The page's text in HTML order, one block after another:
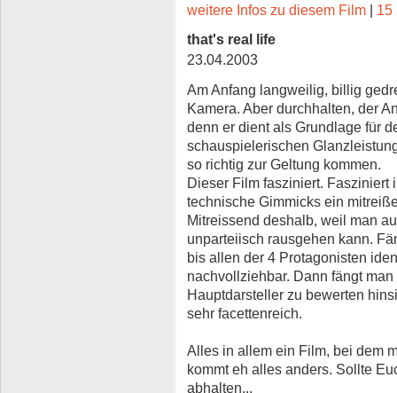
weitere Infos zu diesem Film | 15
that's real life
23.04.2003
Am Anfang langweilig, billig
Kamera. Aber durchhalten, der
denn er dient als Grundlage für
schauspielerischen
so richtig zur Geltung kommen.
Dieser Film fasziniert.
technische Gimmicks ein
Mitreissend deshalb, weil man
unparteiisch rausgehen kann.
bis allen der 4 Protagonisten
nachvollziehbar. Dann fängt
Hauptdarsteller zu bewerten
sehr facettenreich.
Alles in allem ein Film, bei dem
kommt eh alles anders. Sollte
abhalten...